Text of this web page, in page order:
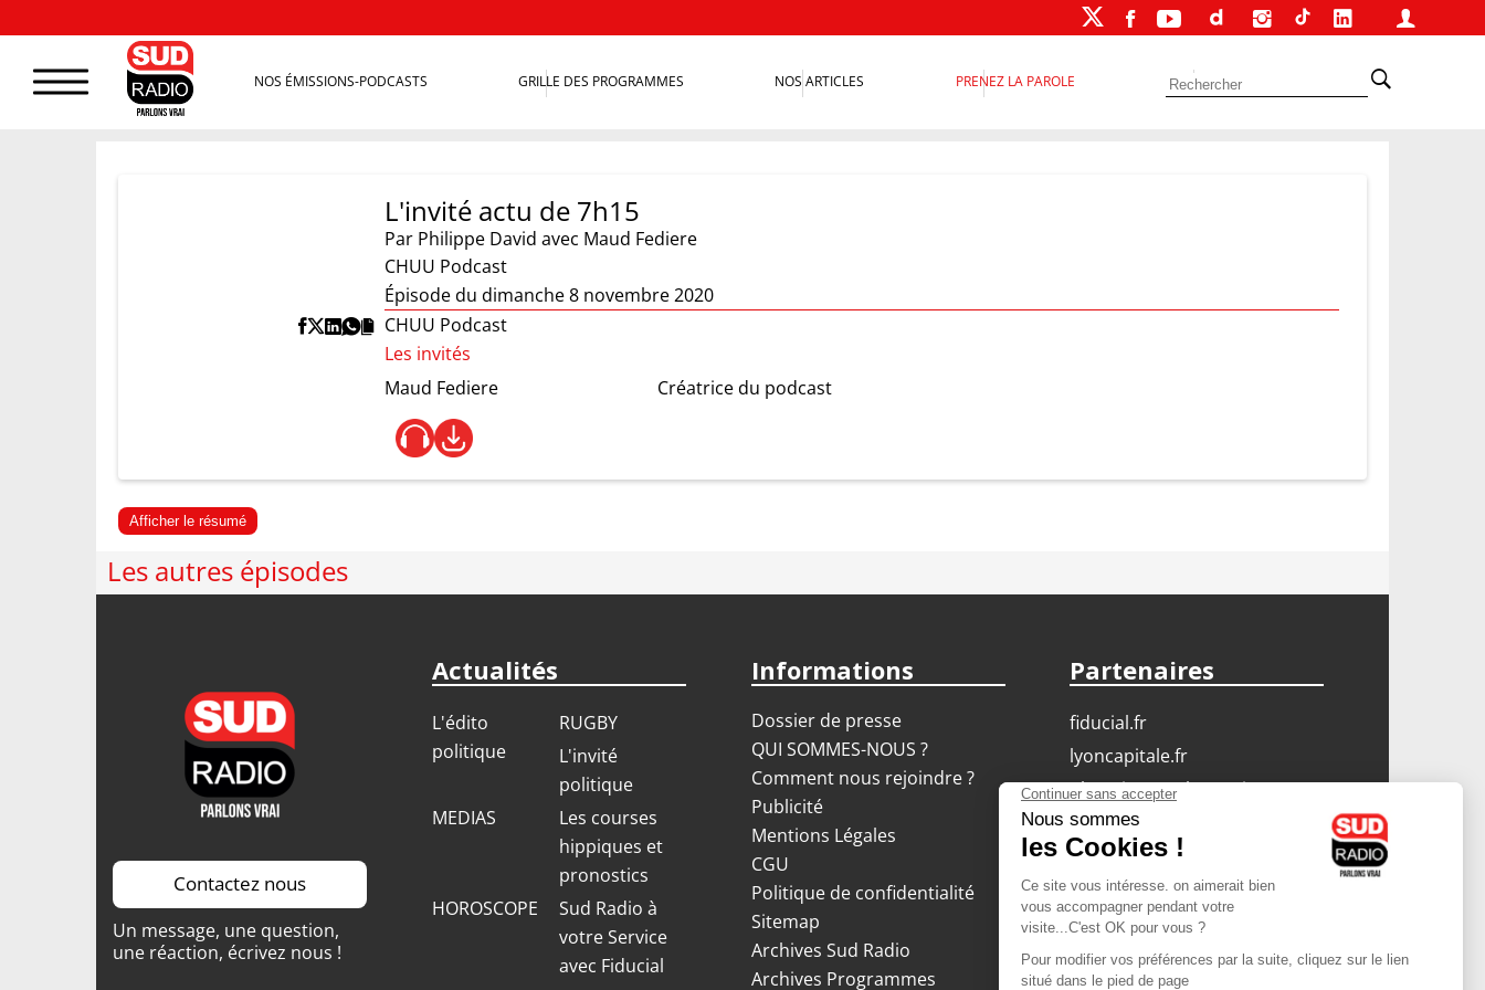
NOS ÉMISSIONS-PODCASTS GRILLE DES PROGRAMMES NOS ARTICLES PRENEZ LA PAROLE
L'invité actu de 7h15
Par Philippe David avec Maud Fediere
CHUU Podcast
Épisode du dimanche 8 novembre 2020
CHUU Podcast
Les invités
Maud Fediere
Créatrice du podcast
Afficher le résumé
Les autres épisodes
Contactez nous
Un message, une question,
une réaction, écrivez nous !
Actualités
L'édito
politique
RUGBY
L'invité
politique
MEDIAS
Les courses
hippiques et
pronostics
HOROSCOPE
Sud Radio à
votre Service
avec Fiducial
Informations
Dossier de presse
QUI SOMMES-NOUS ?
Comment nous rejoindre ?
Publicité
Mentions Légales
CGU
Politique de confidentialité
Sitemap
Archives Sud Radio
Archives Programmes
Partenaires
fiducial.fr
lyoncapitale.fr
olympique-et-lyonnais.com
L'application Iphone
/ Android
Téléchargez l'application